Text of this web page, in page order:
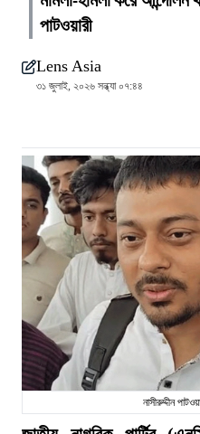
পাটওয়ারী
Lens Asia
৩১ জুলাই, ২০২৬ সন্ধ্যা ০৭:৪৪
নাসীরুদ্দীন